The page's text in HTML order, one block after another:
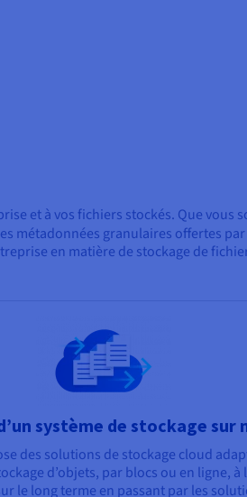
et à vos fichiers stockés. Que vous
métadonnées granulaires offertes
en matière de stockage de
système de stockage sur
des solutions de stockage cloud
d’objets, par blocs ou en ligne, à
le long terme en passant par les